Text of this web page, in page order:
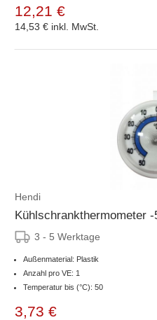
12,21 €
14,53 € inkl. MwSt.
Hendi
Kühlschrankthermometer -
3 - 5 Werktage
Außenmaterial: Plastik
Anzahl pro VE: 1
Temperatur bis (°C): 50
3,73 €